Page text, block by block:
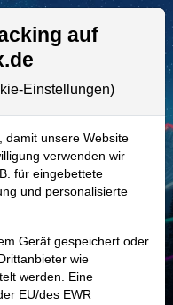
Aktien- und Artikelsuche
Oil & Gas
auf
Einstellungen)
damit unsere Website
verwenden wir
für eingebettete
und personalisierte
Gerät gespeichert oder
wie
werden. Eine
EU/des EWR